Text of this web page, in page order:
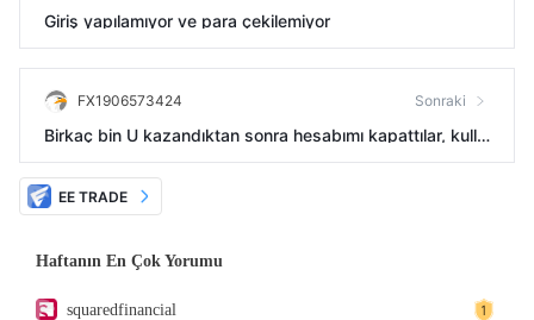
Giriş yapılamıyor ve para çekilemiyor
FX1906573424 Sonraki
Birkaç bin U kazandıktan sonra hesabımı kapattılar, kulla
namıyorum,
EE TRADE
Haftanın En Çok Yorumu
squaredfinancial